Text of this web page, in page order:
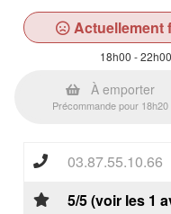
Actuellement
18h00 - 22h00
À emporter
Précommande pour 18h20
03.87.55.10.66
5/5 (voir les 1